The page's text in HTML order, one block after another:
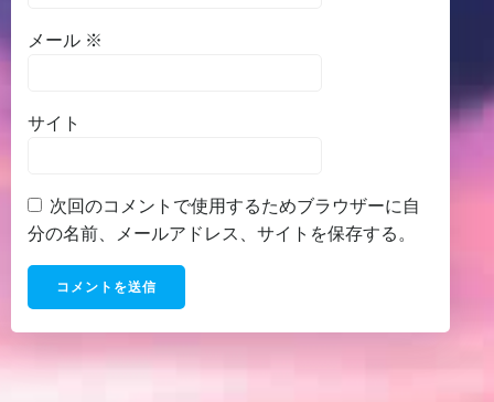
メール ※
サイト
次回のコメントで使用するためブラウザーに自
分の名前、メールアドレス、サイトを保存する。